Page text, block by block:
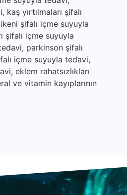
yırtılmaları şifalı
şifalı içme suyuyla
şifalı içme suyuyla
parkinson şifalı
içme suyuyla tedavi,
eklem rahatsızlıkları
ve vitamin kayıplarının